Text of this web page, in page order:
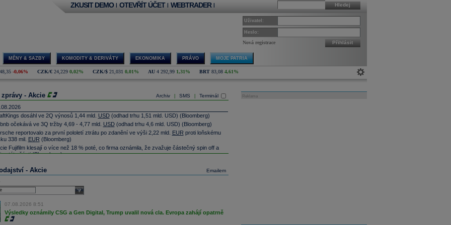
Hledej
ZKUSIT DEMO | OTEVŘÍT ÚČET | WEBTRADER |
Uživatel:
Heslo:
Nová registrace Přihlásit
MĚNY & SAZBY KOMODITY & DERIVÁTY EKONOMIKA PRÁVO MOJE PATRIA
-0,06% CZK/€ 24,229 0,02% CZK/$ 21,031 0,01% AU 4 292,99 1,31% BRT 83,08 4,61%
Archiv SMS Terminál
zprávy - Akcie
dosáhl ve 2Q výnosů 1,44 mld. USD(odhad trhu 1,51 mld. USD) (Bloomberg)
očekává ve 3Q tržby 4,69 - 4,77 mld. USD(odhad trhu 4,6 mld. USD) (Bloomberg)
reportovalo za první pololetí ztrátu po zdanění ve výši 2,22 mld. EUR proti loňskému
338 mil. EUR (Bloomberg)
Fujifilm klesají o více než 18 % poté, co firma oznámila, že zvažuje částečný spin off a
této části(Bloomberg)
procenta na rekordních 4,87 miliardy
zisk na 15,87 miliardy zlotých z 5,67 miliardy zlotých před rokem (Bloomberg)
v americkém státě Nové Mexiko ve čtvrtek nařídil internetové společnosti Meta Platforms
Dále firmě nařídil, aby změnila způsob, jakým její platformy fungují pro mladé uživatele ve
(ČTK)
společnost Gen Digital v prvním finančním čtvrtletí zvýšila čistý zisk o téměř 60
Emailem
- Akcie
select
07.08.2026 8:51
Výsledky oznámily CSG a Gen Digital, Trump uvalil nová cla. Evropa zahájí opatrně
Reklama